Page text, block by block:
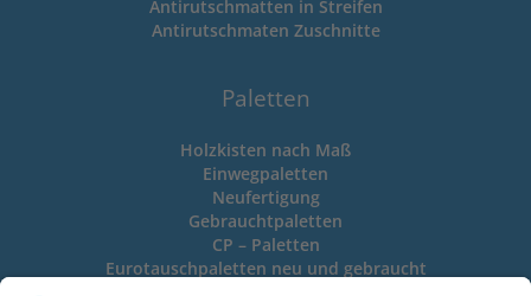
Antirutschmatten in Streifen
Antirutschmaten Zuschnitte
Paletten
Holzkisten nach Maß
Einwegpaletten
Neufertigung
Gebrauchtpaletten
CP – Paletten
Eurotauschpaletten neu und gebraucht